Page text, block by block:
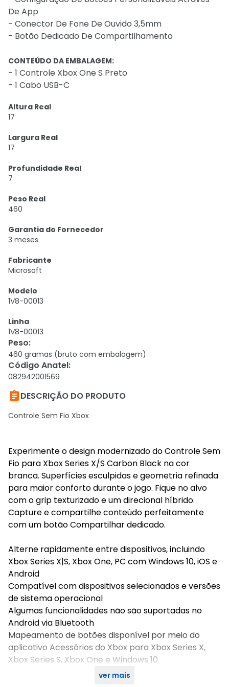
De App
- Conector De Fone De Ouvido 3,5mm
- Botão Dedicado De Compartilhamento
CONTEÚDO DA EMBALAGEM:
- 1 Controle Xbox One S Preto
- 1 Cabo USB-C
Altura Real
17
Largura Real
17
Profundidade Real
7
Peso Real
460
Garantia do Fornecedor
3 meses
Fabricante
Microsoft
Modelo
1V8-00013
Linha
1V8-00013
Peso:
460 gramas (bruto com embalagem)
Código Anatel:
082942001569
DESCRIÇÃO DO PRODUTO
Controle Sem Fio Xbox
Experimente o design modernizado do Controle Sem
Fio para Xbox Series X/S Carbon Black na cor
branca. Superfícies esculpidas e geometria refinada
para maior conforto durante o jogo. Fique no alvo
com o grip texturizado e um direcional híbrido.
Capture e compartilhe conteúdo perfeitamente
com um botão Compartilhar dedicado.
Alterne rapidamente entre dispositivos, incluindo
Xbox Series X|S, Xbox One, PC com Windows 10, iOS e
Android
Compatível com dispositivos selecionados e versões
de sistema operacional
Algumas funcionalidades não são suportadas no
Android via Bluetooth
Mapeamento de botões disponível por meio do
aplicativo Acessórios do Xbox para Xbox Series X,
Xbox Series S, Xbox One e Windows 10
ver mais